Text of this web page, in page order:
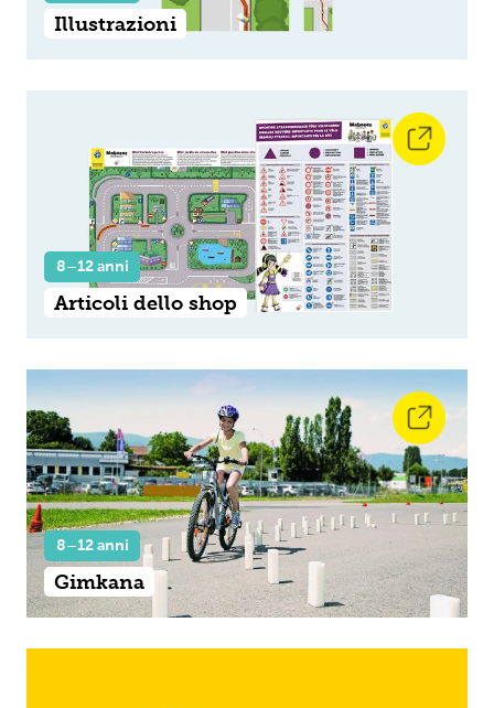
Illustrazioni
8–12 anni
Articoli dello shop
8–12 anni
Gimkana